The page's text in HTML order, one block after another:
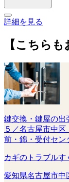
詳細を見る
【こちらも
鍵交換・鍵屋の出
５／名古屋市中
前・錦・受付セン
カギのトラブルす
愛知県名古屋市中